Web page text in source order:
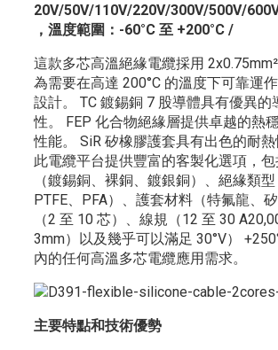
20V/50V/110V/220V/300V/500V/
，溫度範圍：-60°C 至 +200°C /
這款多芯高溫絕緣電纜採用
為需要在高達 200°C 的溫度下可靠運
設計。 TC 鍍錫銅 7 股導體具有優異的
性。 FEP 化合物絕緣層提供卓越的熱
性能。 SiR 矽橡膠護套具有出色的耐熱
此電纜平台提供豐富的客製化選項，
（鍍錫銅、裸銅、鍍銀銅）、絕緣類型
PTFE、PFA）、護套材料（特氟龍、
（2 至 10 芯）、線規（12 至 30
3mm）以及幾乎可以滿足 30°V）
內的任何高溫多芯電纜應用需求。
主要特點和技術優勢